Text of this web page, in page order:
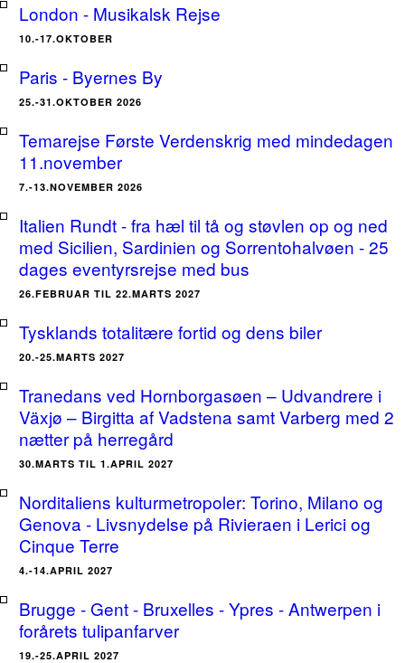
London - Musikalsk Rejse
10.-17.OKTOBER
Paris - Byernes By
25.-31.OKTOBER 2026
Temarejse Første Verdenskrig med mindedagen
11.november
7.-13.NOVEMBER 2026
Italien Rundt - fra hæl til tå og støvlen op og ned
med Sicilien, Sardinien og Sorrentohalvøen - 25
dages eventyrsrejse med bus
26.FEBRUAR TIL 22.MARTS 2027
Tysklands totalitære fortid og dens biler
20.-25.MARTS 2027
Tranedans ved Hornborgasøen – Udvandrere i
Växjø – Birgitta af Vadstena samt Varberg med 2
nætter på herregård
30.MARTS TIL 1.APRIL 2027
Norditaliens kulturmetropoler: Torino, Milano og
Genova - Livsnydelse på Rivieraen i Lerici og
Cinque Terre
4.-14.APRIL 2027
Brugge - Gent - Bruxelles - Ypres - Antwerpen i
forårets tulipanfarver
19.-25.APRIL 2027